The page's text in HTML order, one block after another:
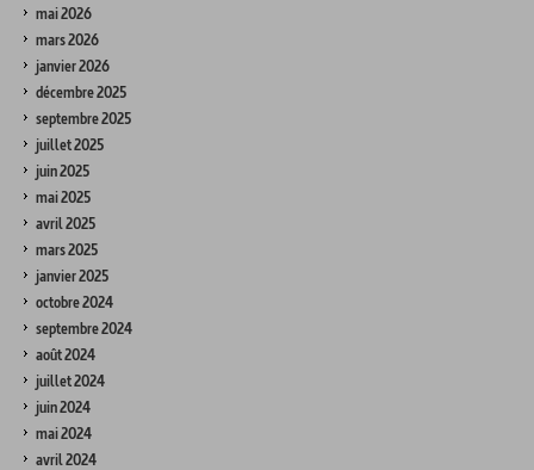
mai 2026
mars 2026
janvier 2026
décembre 2025
septembre 2025
juillet 2025
juin 2025
mai 2025
avril 2025
mars 2025
janvier 2025
octobre 2024
septembre 2024
août 2024
juillet 2024
juin 2024
mai 2024
avril 2024